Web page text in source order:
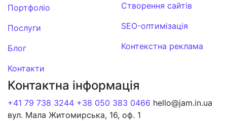
Портфоліо
Послуги
Блог
Контакти
Створення сайтів
SEO-оптимізація
Контекстна реклама
Контактна інформація
+41 79 738 3244 +38 050 383 0466 hello@jam.in.ua
вул. Мала Житомирська, 16, оф. 1